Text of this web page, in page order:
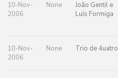
10-Nov-
2006
None
João Gentil e
Luís Formiga
10-Nov-
2006
None Trio de 4uatro